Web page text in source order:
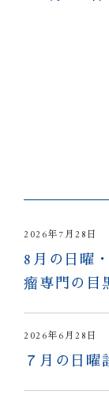
2026年7月28日
8月の日曜
瘤専門の目
2026年6月28日
７月の日